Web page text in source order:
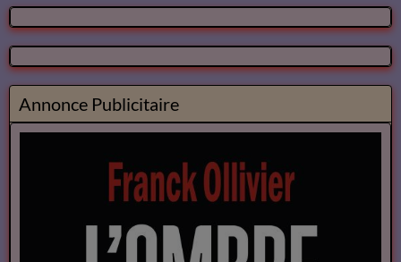
Annonce Publicitaire